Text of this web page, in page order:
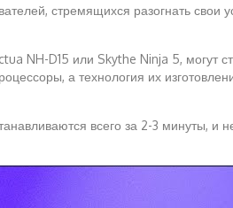
стремящихся разогнать свои
NH-D15 или Skythe Ninja 5, могут
а технология их
всего за 2-3 минуты,